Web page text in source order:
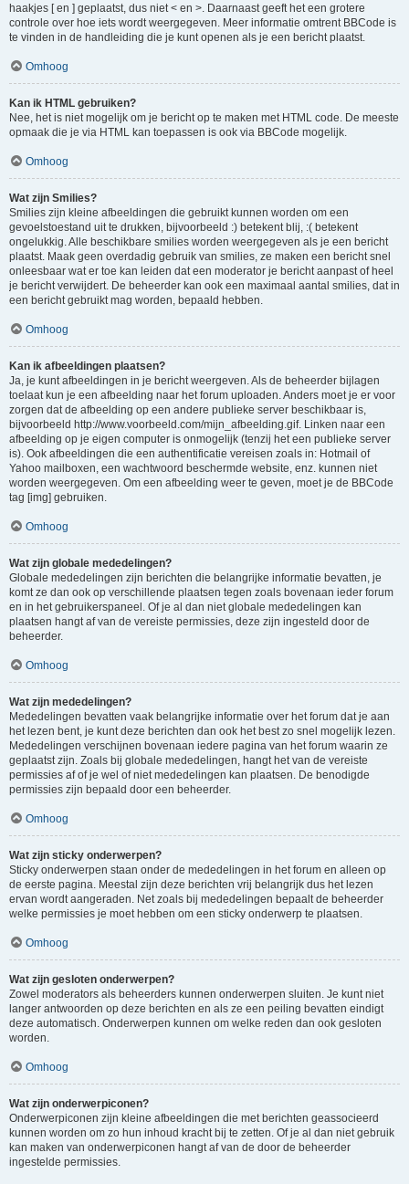
haakjes [ en ] geplaatst, dus niet < en >. Daarnaast geeft het een grotere
controle over hoe iets wordt weergegeven. Meer informatie omtrent BBCode is
te vinden in de handleiding die je kunt openen als je een bericht plaatst.
Omhoog
Kan ik HTML gebruiken?
Nee, het is niet mogelijk om je bericht op te maken met HTML code. De meeste
opmaak die je via HTML kan toepassen is ook via BBCode mogelijk.
Omhoog
Wat zijn Smilies?
Smilies zijn kleine afbeeldingen die gebruikt kunnen worden om een
gevoelstoestand uit te drukken, bijvoorbeeld :) betekent blij, :( betekent
ongelukkig. Alle beschikbare smilies worden weergegeven als je een bericht
plaatst. Maak geen overdadig gebruik van smilies, ze maken een bericht snel
onleesbaar wat er toe kan leiden dat een moderator je bericht aanpast of heel
je bericht verwijdert. De beheerder kan ook een maximaal aantal smilies, dat in
een bericht gebruikt mag worden, bepaald hebben.
Omhoog
Kan ik afbeeldingen plaatsen?
Ja, je kunt afbeeldingen in je bericht weergeven. Als de beheerder bijlagen
toelaat kun je een afbeelding naar het forum uploaden. Anders moet je er voor
zorgen dat de afbeelding op een andere publieke server beschikbaar is,
bijvoorbeeld http://www.voorbeeld.com/mijn_afbeelding.gif. Linken naar een
afbeelding op je eigen computer is onmogelijk (tenzij het een publieke server
is). Ook afbeeldingen die een authentificatie vereisen zoals in: Hotmail of
Yahoo mailboxen, een wachtwoord beschermde website, enz. kunnen niet
worden weergegeven. Om een afbeelding weer te geven, moet je de BBCode
tag [img] gebruiken.
Omhoog
Wat zijn globale mededelingen?
Globale mededelingen zijn berichten die belangrijke informatie bevatten, je
komt ze dan ook op verschillende plaatsen tegen zoals bovenaan ieder forum
en in het gebruikerspaneel. Of je al dan niet globale mededelingen kan
plaatsen hangt af van de vereiste permissies, deze zijn ingesteld door de
beheerder.
Omhoog
Wat zijn mededelingen?
Mededelingen bevatten vaak belangrijke informatie over het forum dat je aan
het lezen bent, je kunt deze berichten dan ook het best zo snel mogelijk lezen.
Mededelingen verschijnen bovenaan iedere pagina van het forum waarin ze
geplaatst zijn. Zoals bij globale mededelingen, hangt het van de vereiste
permissies af of je wel of niet mededelingen kan plaatsen. De benodigde
permissies zijn bepaald door een beheerder.
Omhoog
Wat zijn sticky onderwerpen?
Sticky onderwerpen staan onder de mededelingen in het forum en alleen op
de eerste pagina. Meestal zijn deze berichten vrij belangrijk dus het lezen
ervan wordt aangeraden. Net zoals bij mededelingen bepaalt de beheerder
welke permissies je moet hebben om een sticky onderwerp te plaatsen.
Omhoog
Wat zijn gesloten onderwerpen?
Zowel moderators als beheerders kunnen onderwerpen sluiten. Je kunt niet
langer antwoorden op deze berichten en als ze een peiling bevatten eindigt
deze automatisch. Onderwerpen kunnen om welke reden dan ook gesloten
worden.
Omhoog
Wat zijn onderwerpiconen?
Onderwerpiconen zijn kleine afbeeldingen die met berichten geassocieerd
kunnen worden om zo hun inhoud kracht bij te zetten. Of je al dan niet gebruik
kan maken van onderwerpiconen hangt af van de door de beheerder
ingestelde permissies.